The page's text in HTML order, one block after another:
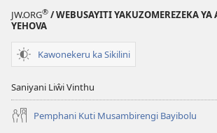
JW.ORG® / WEBUSAYITI YAKUZOMEREZEKA
YEHOVA
Kawonekeru ka Sikilini
Saniyani Liŵi Vinthu
Pemphani Kuti Musambirengi Bayibolu